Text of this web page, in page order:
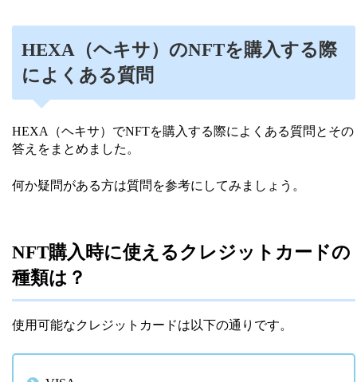
HEXA（ヘキサ）のNFTを購入する際
によくある質問
HEXA（ヘキサ）でNFTを購入する際によくある質問とその
答えをまとめました。
何か疑問がある方は質問を参考にしてみましょう。
NFT購入時に使えるクレジットカードの
種類は？
使用可能なクレジットカードは以下の通りです。